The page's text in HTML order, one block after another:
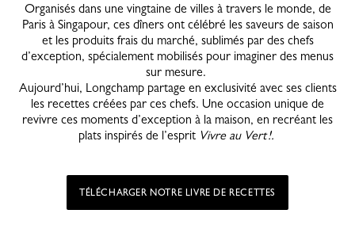
Organisés dans une vingtaine de villes à travers le monde, de
Paris à Singapour, ces dîners ont célébré les saveurs de saison
et les produits frais du marché, sublimés par des chefs
d’exception, spécialement mobilisés pour imaginer des menus
sur mesure.
Aujourd’hui, Longchamp partage en exclusivité avec ses clients
les recettes créées par ces chefs. Une occasion unique de
revivre ces moments d’exception à la maison, en recréant les
plats inspirés de l’esprit Vivre au Vert !.
TÉLÉCHARGER NOTRE LIVRE DE RECETTES